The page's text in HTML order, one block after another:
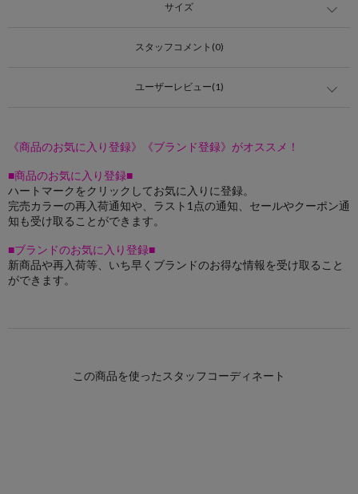
サイズ
スタッフコメント(0)
ユーザーレビュー(1)
《商品のお気に入り登録》《ブランド登録》がオススメ！
■商品のお気に入り登録■
ハートマークをクリックしてお気に入りに登録。
完売カラーの再入荷通知や、ラスト1点の通知、セールやクーポン通
知も受け取ることができます。
■ブランドのお気に入り登録■
新商品や再入荷等、いち早くブランドのお得な情報を受け取ること
ができます。